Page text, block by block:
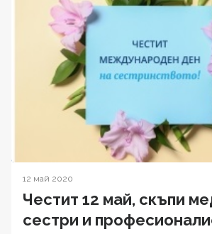
12 май 2020
Честит 12 май, скъпи
сестри и